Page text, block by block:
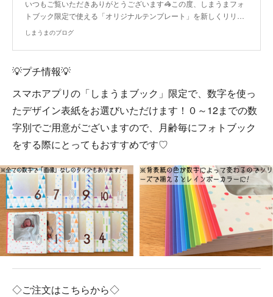
いつもご覧いただきありがとうございます🦓この度、しまうまフォ
トブック限定で使える「オリジナルテンプレート」を新しくリリ…
しまうまのブログ
💡プチ情報💡
スマホアプリの「しまうまブック」限定で、数字を使っ
たデザイン表紙をお選びいただけます！０～12までの数
字別でご用意がございますので、月齢毎にフォトブック
をする際にとってもおすすめです♡
◇ご注文はこちらから◇